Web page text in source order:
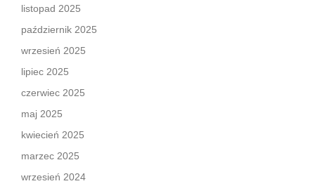
listopad 2025
październik 2025
wrzesień 2025
lipiec 2025
czerwiec 2025
maj 2025
kwiecień 2025
marzec 2025
wrzesień 2024